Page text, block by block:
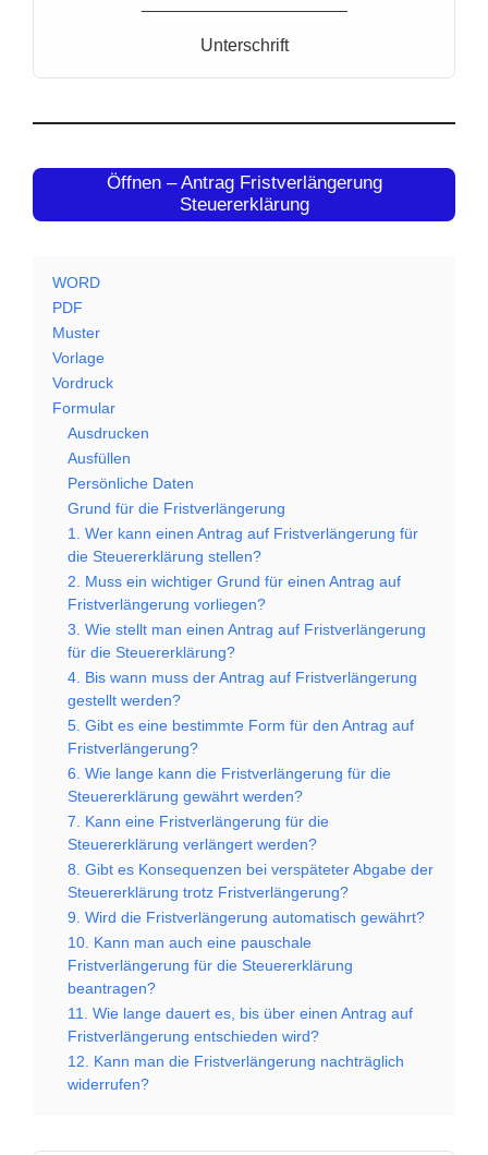
Unterschrift
Öffnen – Antrag Fristverlängerung
Steuererklärung
WORD
PDF
Muster
Vorlage
Vordruck
Formular
Ausdrucken
Ausfüllen
Persönliche Daten
Grund für die Fristverlängerung
1. Wer kann einen Antrag auf Fristverlängerung für
die Steuererklärung stellen?
2. Muss ein wichtiger Grund für einen Antrag auf
Fristverlängerung vorliegen?
3. Wie stellt man einen Antrag auf Fristverlängerung
für die Steuererklärung?
4. Bis wann muss der Antrag auf Fristverlängerung
gestellt werden?
5. Gibt es eine bestimmte Form für den Antrag auf
Fristverlängerung?
6. Wie lange kann die Fristverlängerung für die
Steuererklärung gewährt werden?
7. Kann eine Fristverlängerung für die
Steuererklärung verlängert werden?
8. Gibt es Konsequenzen bei verspäteter Abgabe der
Steuererklärung trotz Fristverlängerung?
9. Wird die Fristverlängerung automatisch gewährt?
10. Kann man auch eine pauschale
Fristverlängerung für die Steuererklärung
beantragen?
11. Wie lange dauert es, bis über einen Antrag auf
Fristverlängerung entschieden wird?
12. Kann man die Fristverlängerung nachträglich
widerrufen?